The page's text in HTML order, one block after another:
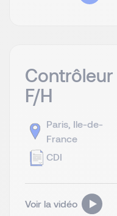
F/H
Paris, Ile-de-
France
CDI
Voir la vidéo